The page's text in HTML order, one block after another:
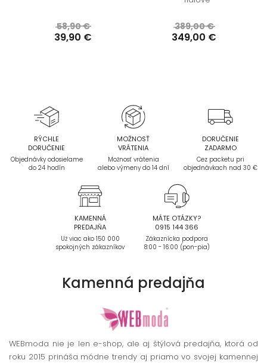
58,90 €
39,90 €
389,00 €
349,00 €
RÝCHLE
DORUČENIE
Objednávky odosielame
do 24 hodín
MOŽNOSŤ
VRÁTENIA
Možnosť vrátenia
alebo výmeny do 14 dní
DORUČENIE
ZADARMO
Cez packetu pri
objednávkach nad 30 €
KAMENNÁ
PREDAJŇA
Už viac ako 150 000
spokojných zákazníkov
MÁTE OTÁZKY?
0915 144 366
Zákaznícka podpora
8:00 - 16:00 (pon-pia)
Kamenná predajňa
WEBmoda nie je len e-shop, ale aj štýlová predajňa, ktorá od
roku 2015 prináša módne trendy aj priamo vo svojej kamennej